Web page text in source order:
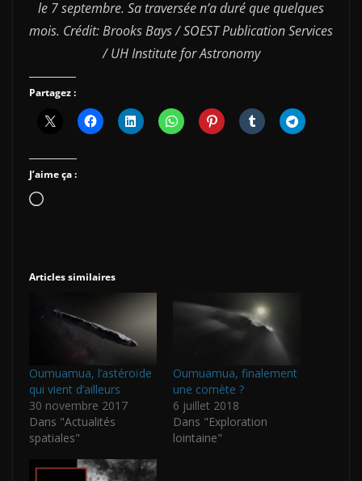
le 7 septembre. Sa traversée n’a duré que quelques
mois. Crédit: Brooks Bays / SOEST Publication Services
/ UH Institute for Astronomy
Partagez :
J’aime ça :
Chargement…
Articles similaires
Oumuamua, l’astéroïde
qui vient d’ailleurs
30 novembre 2017
Dans "Actualités
spatiales"
Oumuamua, finalement
une comète ?
6 juillet 2018
Dans "Exploration
lointaine"